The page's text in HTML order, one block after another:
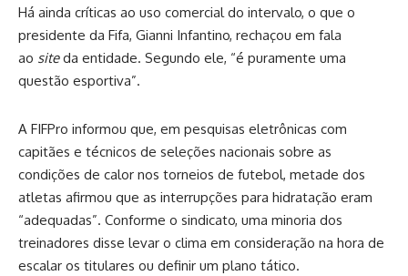
Há ainda críticas ao uso comercial do intervalo, o que o
presidente da Fifa, Gianni Infantino, rechaçou em fala
ao siteda entidade. Segundo ele, “é puramente uma
questão esportiva”.
A FIFPro informou que, em pesquisas eletrônicas com
capitães e técnicos de seleções nacionais sobre as
condições de calor nos torneios de futebol, metade dos
atletas afirmou que as interrupções para hidratação eram
“adequadas”. Conforme o sindicato, uma minoria dos
treinadores disse levar o clima em consideração na hora de
escalar os titulares ou definir um plano tático.